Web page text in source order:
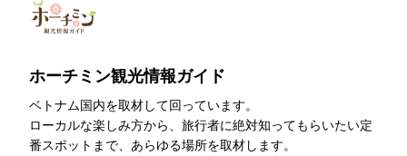
ホーチミン観光情報ガイド
ベトナム国内を取材して回っています。
ローカルな楽しみ方から、旅行者に絶対知ってもらいたい定
番スポットまで、あらゆる場所を取材します。